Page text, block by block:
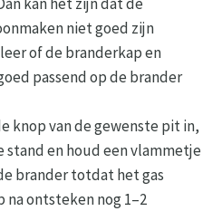
niet goed zijn
of de branderkap en
passend op de brander
knop van de gewenste pit in,
stand en houd een vlammetje
brander totdat het gas
ontsteken nog 1–2